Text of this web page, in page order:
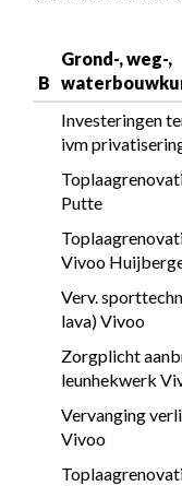
B
Grond-, weg-,
Investeringen
ivm
Putte
Vivoo
Verv.
lava) Vivoo
Zorgplicht
leunhekwerk
Vervanging
Vivoo